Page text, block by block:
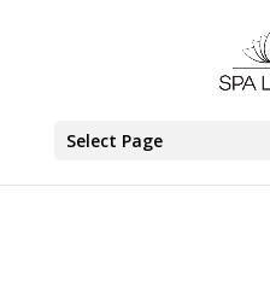
Select Page